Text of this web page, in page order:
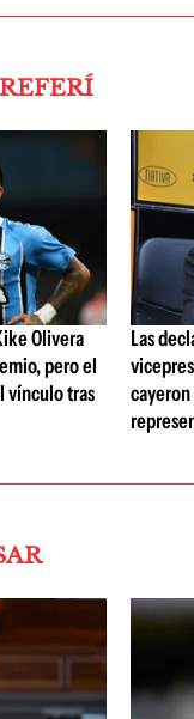
Olivera
pero el
vínculo tras
Las
cayeron